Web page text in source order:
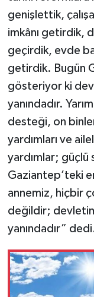
genişlettik,
imkânı getirdik,
geçirdik, evde
getirdik. Bugün
gösteriyor ki
yanındadır.
desteği, on
yardımları ve
yardımlar; güçlü
Gaziantep’teki
annemiz, hiçbir
değildir;
yanındadır”